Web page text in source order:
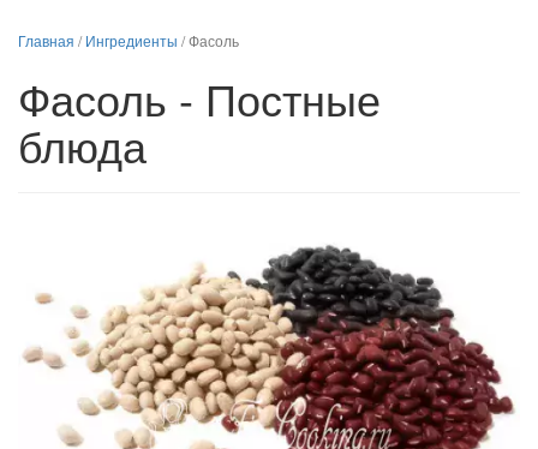
Главная /Ингредиенты /Фасоль
Фасоль - Постные
блюда